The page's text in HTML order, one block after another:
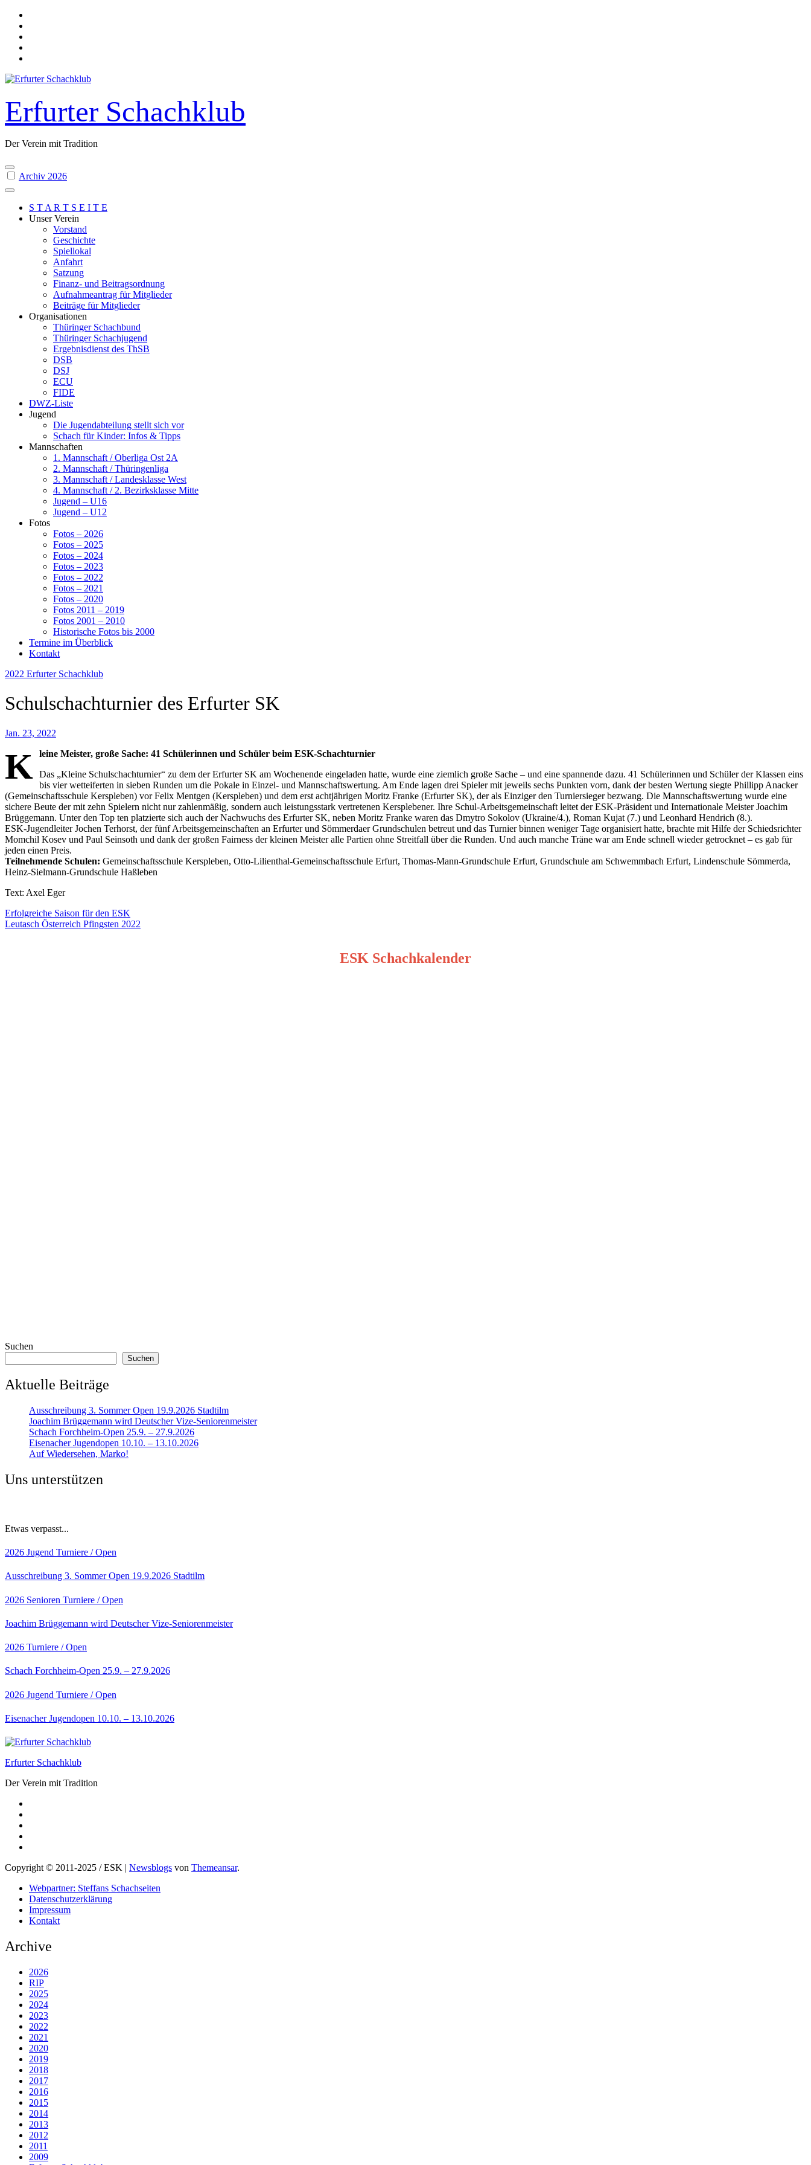
Skip
content
Erfurter Schachklub
Der Verein mit Tradition
Archiv 2026
S T A R T S E I T E
Unser Verein
Vorstand
Geschichte
Spiellokal
Anfahrt
Satzung
Finanz- und Beitragsordnung
Aufnahmeantrag für Mitglieder
Beiträge für Mitglieder
Organisationen
Thüringer Schachbund
Thüringer Schachjugend
Ergebnisdienst des ThSB
DSB
DSJ
ECU
FIDE
DWZ-Liste
Jugend
Die Jugendabteilung stellt sich vor
Schach für Kinder: Infos & Tipps
Mannschaften
1. Mannschaft / Oberliga Ost 2A
2. Mannschaft / Thüringenliga
3. Mannschaft / Landesklasse West
4. Mannschaft / 2. Bezirksklasse Mitte
Jugend – U16
Jugend – U12
Fotos
Fotos – 2026
Fotos – 2025
Fotos – 2024
Fotos – 2023
Fotos – 2022
Fotos – 2021
Fotos – 2020
Fotos 2011 – 2019
Fotos 2001 – 2010
Historische Fotos bis 2000
Termine im Überblick
Kontakt
2022 Erfurter Schachklub
Schulschachturnier des Erfurter SK
Jan. 23, 2022
K leine Meister, große Sache: 41 Schülerinnen und Schüler beim ESK-Schachturnier
Das „Kleine Schulschachturnier“ zu dem der Erfurter SK am Wochenende eingeladen hatte, wurde eine ziemlich große Sache – und eine spannende dazu. 41 Schülerinnen und Schüler der Klassen eins
bis vier wetteiferten in sieben Runden um die Pokale in Einzel- und Mannschaftswertung. Am Ende lagen drei Spieler mit jeweils sechs Punkten vorn, dank der besten Wertung siegte Phillipp Anacker
(Gemeinschaftsschule Kerspleben) vor Felix Mentgen (Kerspleben) und dem erst achtjährigen Moritz Franke (Erfurter SK), der als Einziger den Turniersieger bezwang. Die Mannschaftswertung wurde eine
sichere Beute der mit zehn Spielern nicht nur zahlenmäßig, sondern auch leistungsstark vertretenen Kersplebener. Ihre Schul-Arbeitsgemeinschaft leitet der ESK-Präsident und Internationale Meister Joachim
Brüggemann. Unter den Top ten platzierte sich auch der Nachwuchs des Erfurter SK, neben Moritz Franke waren das Dmytro Sokolov (Ukraine/4.), Roman Kujat (7.) und Leonhard Hendrich (8.).
ESK-Jugendleiter Jochen Terhorst, der fünf Arbeitsgemeinschaften an Erfurter und Sömmerdaer Grundschulen betreut und das Turnier binnen weniger Tage organisiert hatte, brachte mit Hilfe der Schiedsrichter
Momchil Kosev und Paul Seinsoth und dank der großen Fairness der kleinen Meister alle Partien ohne Streitfall über die Runden. Und auch manche Träne war am Ende schnell wieder getrocknet – es gab für
jeden einen Preis.
Teilnehmende Schulen: Gemeinschaftsschule Kerspleben, Otto-Lilienthal-Gemeinschaftsschule Erfurt, Thomas-Mann-Grundschule Erfurt, Grundschule am Schwemmbach Erfurt, Lindenschule Sömmerda,
Heinz-Sielmann-Grundschule Haßleben
Text: Axel Eger
Beitragsnavigation
Erfolgreiche Saison für den ESK
Leutasch Österreich Pfingsten 2022
ESK Schachkalender
Suchen
Suchen
Aktuelle Beiträge
Ausschreibung 3. Sommer Open 19.9.2026 Stadtilm
Joachim Brüggemann wird Deutscher Vize-Seniorenmeister
Schach Forchheim-Open 25.9. – 27.9.2026
Eisenacher Jugendopen 10.10. – 13.10.2026
Auf Wiedersehen, Marko!
Uns unterstützen
Etwas verpasst...
2026 Jugend Turniere / Open
Ausschreibung 3. Sommer Open 19.9.2026 Stadtilm
2026 Senioren Turniere / Open
Joachim Brüggemann wird Deutscher Vize-Seniorenmeister
2026 Turniere / Open
Schach Forchheim-Open 25.9. – 27.9.2026
2026 Jugend Turniere / Open
Eisenacher Jugendopen 10.10. – 13.10.2026
Erfurter Schachklub
Der Verein mit Tradition
Copyright © 2011-2025 / ESK | Newsblogs von Themeansar.
Webpartner: Steffans Schachseiten
Datenschutzerklärung
Impressum
Kontakt
Archive
2026
RIP
2025
2024
2023
2022
2021
2020
2019
2018
2017
2016
2015
2014
2013
2012
2011
2009